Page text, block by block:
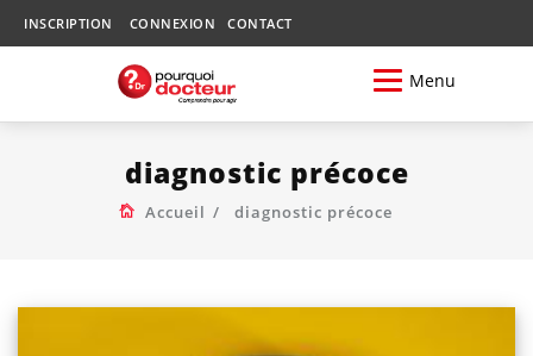
INSCRIPTION CONNEXION CONTACT
Menu
diagnostic précoce
Accueil diagnostic précoce